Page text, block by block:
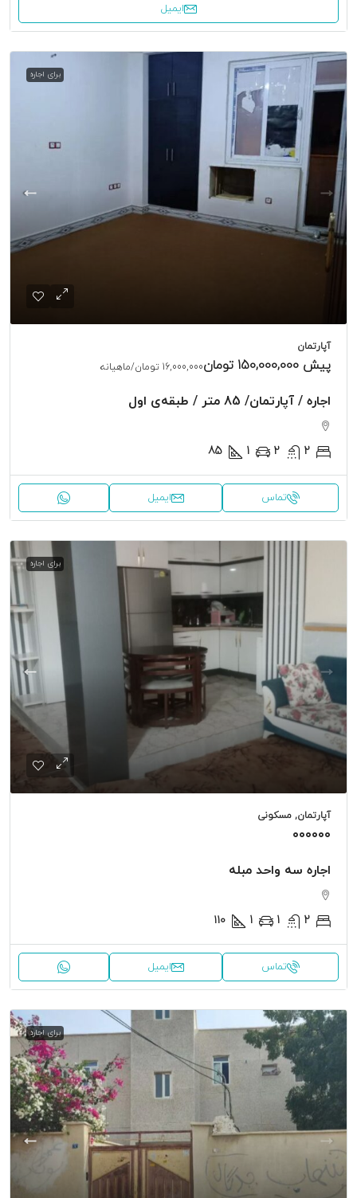
ایمیل
برای اجاره
آپارتمان
پیش 150,000,000 تومان 16,000,000 تومان /ماهیانه
اجاره / آپارتمان/ 85 متر / طبقه‌ی اول
2
2
1
85
تماس ایمیل
برای اجاره
آپارتمان, مسکونی
۰۰۰۰۰۰
اجاره سه واحد مبله
2
1
1 ۱۱۰
تماس ایمیل
برای اجاره